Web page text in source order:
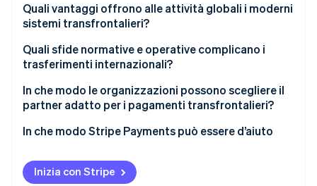
Quali vantaggi offrono alle attività globali i moderni
sistemi transfrontalieri?
Quali sfide normative e operative complicano i
trasferimenti internazionali?
In che modo le organizzazioni possono scegliere il
partner adatto per i pagamenti transfrontalieri?
In che modo Stripe Payments può essere d’aiuto
Inizia con Stripe